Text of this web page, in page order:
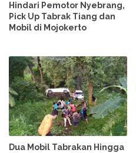
Hindari Pemotor Nyebrang,
Pick Up Tabrak Tiang dan
Mobil di Mojokerto
Dua Mobil Tabrakan Hingga